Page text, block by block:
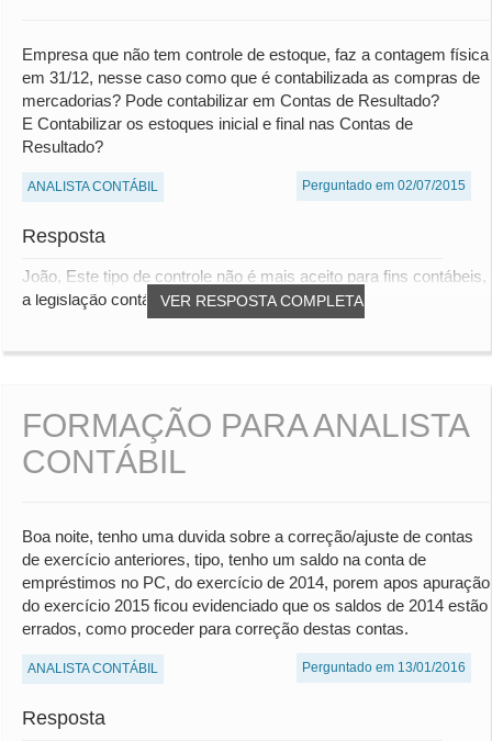
Empresa que não tem controle de estoque, faz a contagem física
em 31/12, nesse caso como que é contabilizada as compras de
mercadorias? Pode contabilizar em Contas de Resultado?
E Contabilizar os estoques inicial e final nas Contas de
Resultado?
ANALISTA CONTÁBIL Perguntado em 02/07/2015
Resposta
VER RESPOSTA COMPLETA
João, Este tipo de controle não é mais aceito para fins contábeis,
a legislação contábil aceita some...
FORMAÇÃO PARA ANALISTA
CONTÁBIL
Boa noite, tenho uma duvida sobre a correção/ajuste de contas
de exercício anteriores, tipo, tenho um saldo na conta de
empréstimos no PC, do exercício de 2014, porem apos apuração
do exercício 2015 ficou evidenciado que os saldos de 2014 estão
errados, como proceder para correção destas contas.
ANALISTA CONTÁBIL Perguntado em 13/01/2016
Resposta